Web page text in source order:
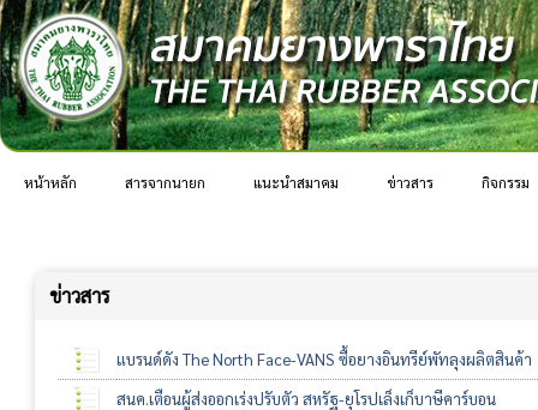
หน้าหลัก สารจากนายก แนะนำสมาคม ข่าวสาร กิจกรรม
ข่าวสาร
แบรนด์ดัง The North Face-VANS ซื้อยางอินทรีย์พัทลุงผลิตสินค้า
สนค.เตือนผู้ส่งออกเร่งปรับตัว สหรัฐ-ยุโรปเล็งเก็บาษีคาร์บอน